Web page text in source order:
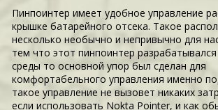
Пинпоинтер имеет удобное управление
крышке батарейного отсека. Такое
несколько необычно и непривычно для
тем что этот пинпоинтер
среды то основной упор был сделан для
комфортабельного управления именно
такое управление не вызовет никаких
если использовать Nokta Pointer, и как